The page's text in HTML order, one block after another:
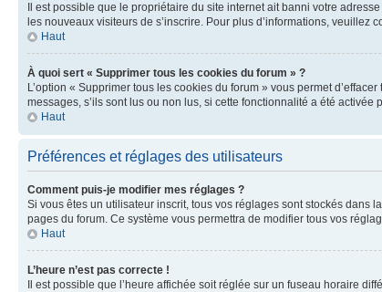
Il est possible que le propriétaire du site internet ait banni votre
les nouveaux visiteurs de s’inscrire. Pour plus d’informations, veuillez
Haut
À quoi sert « Supprimer tous les cookies du forum » ?
L’option « Supprimer tous les cookies du forum » vous permet
messages, s’ils sont lus ou non lus, si cette fonctionnalité a été
Haut
Préférences et réglages des utilisateurs
Comment puis-je modifier mes réglages ?
Si vous êtes un utilisateur inscrit, tous vos réglages sont stockés dans
pages du forum. Ce système vous permettra de modifier tous vos
Haut
L’heure n’est pas correcte !
Il est possible que l’heure affichée soit réglée sur un fuseau horaire